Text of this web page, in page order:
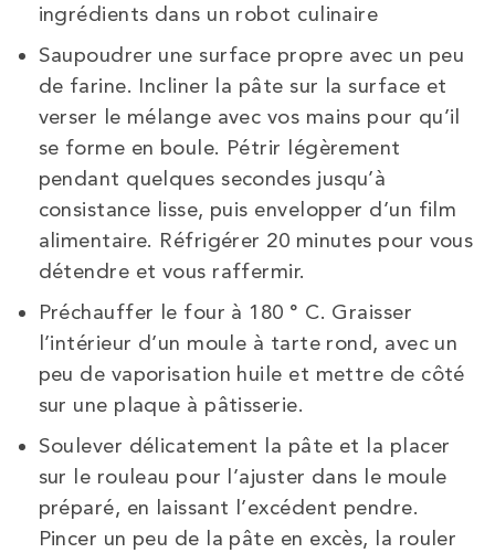
ingrédients dans un robot culinaire
Saupoudrer une surface propre avec un peu
de farine. Incliner la pâte sur la surface et
verser le mélange avec vos mains pour qu’il
se forme en boule. Pétrir légèrement
pendant quelques secondes jusqu’à
consistance lisse, puis envelopper d’un film
alimentaire. Réfrigérer 20 minutes pour vous
détendre et vous raffermir.
Préchauffer le four à 180 ° C. Graisser
l’intérieur d’un moule à tarte rond, avec un
peu de vaporisation huile et mettre de côté
sur une plaque à pâtisserie.
Soulever délicatement la pâte et la placer
sur le rouleau pour l’ajuster dans le moule
préparé, en laissant l’excédent pendre.
Pincer un peu de la pâte en excès, la rouler